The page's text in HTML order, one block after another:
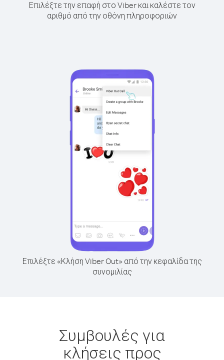
Επιλέξτε την επαφή στο Viber και καλέστε τον
αριθμό από την οθόνη πληροφοριών
Επιλέξτε «Κλήση Viber Out» από την κεφαλίδα της
συνομιλίας
Συμβουλές για
κλήσεις προς